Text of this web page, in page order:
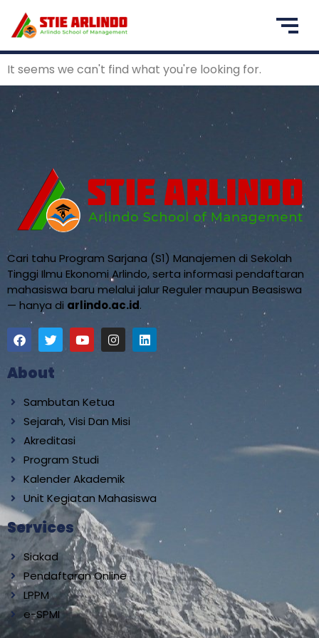
It seems we can't find what you're looking for.
Cari tahu Program Sarjana (S1) Manajemen di Sekolah
Tinggi Ilmu Ekonomi Arlindo, serta informasi pendaftaran
mahasiswa baru melalui jalur Reguler maupun Beasiswa
— hanya di arlindo.ac.id.
About
Sambutan Ketua
Sejarah, Visi Dan Misi
Akreditasi
Program Studi
Kalender Akademik
Unit Kegiatan Mahasiswa
Services
Siakad
Pendaftaran Online
LPPM
e-SPMI